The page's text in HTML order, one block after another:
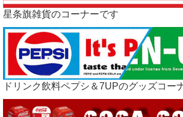
星条旗雑貨のコーナーです
ドリンク飲料ペプシ＆7UPのグッズコー